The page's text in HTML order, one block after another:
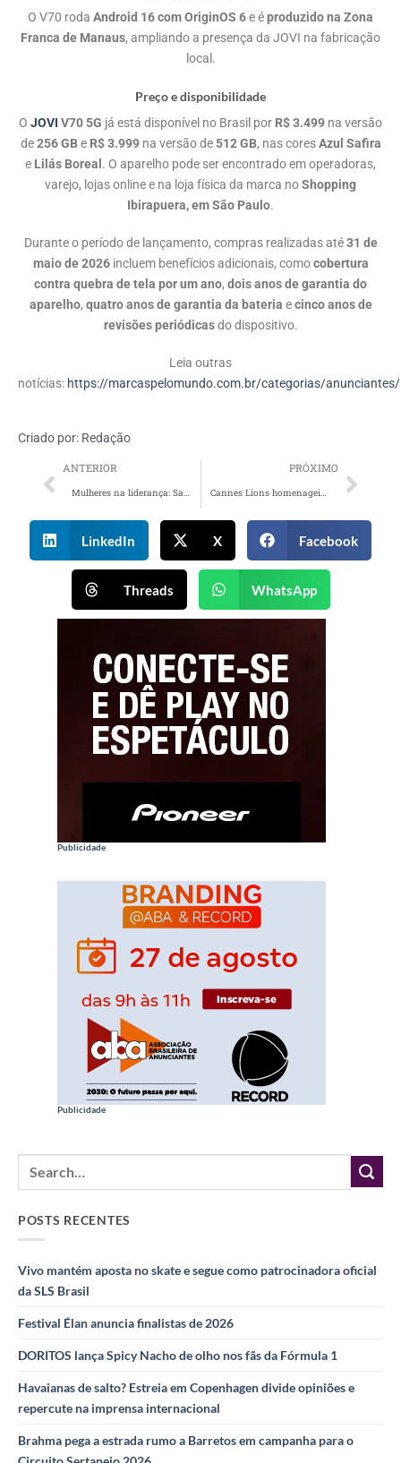
O V70 roda Android 16 com OriginOS 6e éproduzido na Zona
Franca de Manaus, ampliando a presença da JOVI na fabricação
local.
Preço e disponibilidade
O JOVI V70 5G já está disponível no Brasil por R$ 3.499 na versão
de256 GBe R$ 3.999na versão de512 GB, nas coresAzul Safira
e Lilás Boreal . O aparelho pode ser encontrado em operadoras,
varejo, lojas online e na loja física da marca noShopping
Ibirapuera, em São Paulo.
Durante o período de lançamento, compras realizadas até31 de
maio de 2026incluem benefícios adicionais, comocobertura
contra quebra de tela por um ano, dois anos de garantia do
aparelho, quatro anos de garantia da bateria ecinco anos de
revisões periódicasdo dispositivo.
Leia outras
notícias: https://marcaspelomundo.com.br/categorias/anunciantes/
Criado por: Redação
ANTERIOR
Mulheres na liderança: Sandra Martinelli e o compromisso de ampliar espaços de decisão
PRÓXIMO
Cannes Lions homenageia Susan Credle com o Lion of St Mark
LinkedIn X Facebook
Threads WhatsApp
Publicidade
Publicidade
POSTS RECENTES
Vivo mantém aposta no skate e segue como patrocinadora oficial
da SLS Brasil
Festival Élan anuncia finalistas de 2026
DORITOS lança Spicy Nacho de olho nos fãs da Fórmula 1
Havaianas de salto? Estreia em Copenhagen divide opiniões e
repercute na imprensa internacional
Brahma pega a estrada rumo a Barretos em campanha para o